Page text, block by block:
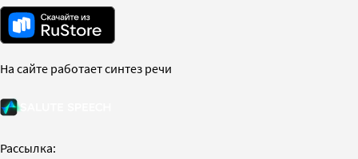
На сайте работает синтез речи
Рассылка: